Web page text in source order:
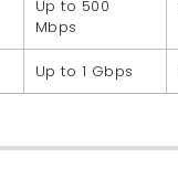
Up to 500
Mbps
Up to 1 Gbps